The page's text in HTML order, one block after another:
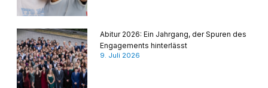
Abitur 2026: Ein Jahrgang, der Spuren des
Engagements hinterlässt
9. Juli 2026